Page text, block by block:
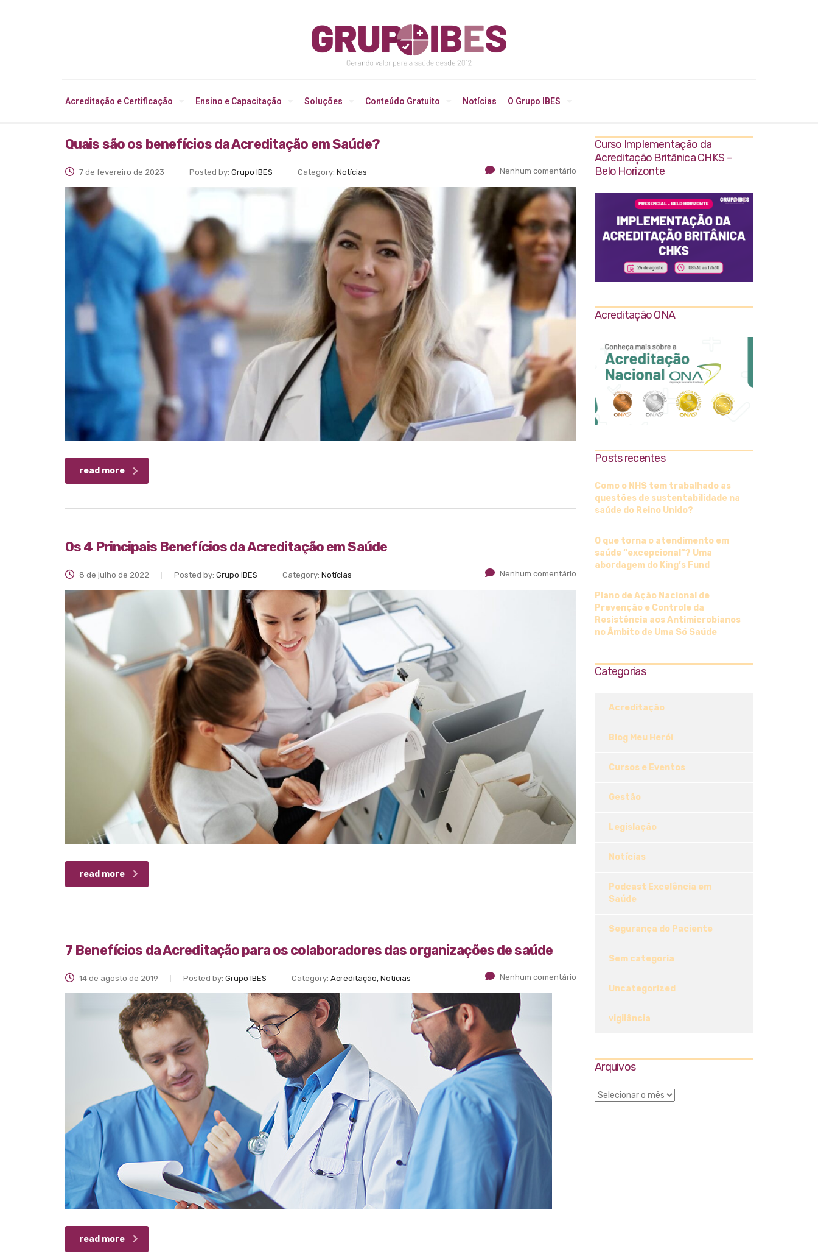
Acreditação e Certificação Ensino e Capacitação Soluções Conteúdo Gratuito Notícias O Grupo IBES
Quais são os benefícios da Acreditação em Saúde?
7 de fevereiro de 2023 Posted by: Grupo IBES Category: Notícias Nenhum comentário
read more
Os 4 Principais Benefícios da Acreditação em Saúde
8 de julho de 2022 Posted by: Grupo IBES Category: Notícias Nenhum comentário
read more
7 Benefícios da Acreditação para os colaboradores das organizações de saúde
14 de agosto de 2019 Posted by: Grupo IBES Category: Acreditação, Notícias Nenhum comentário
read more
Curso Implementação da
Acreditação Britânica CHKS –
Belo Horizonte
Acreditação ONA
Posts recentes
Como o NHS tem trabalhado as
questões de sustentabilidade na
saúde do Reino Unido?
O que torna o atendimento em
saúde “excepcional”? Uma
abordagem do King’s Fund
Plano de Ação Nacional de
Prevenção e Controle da
Resistência aos Antimicrobianos
no Âmbito de Uma Só Saúde
Categorias
Acreditação
Blog Meu Herói
Cursos e Eventos
Gestão
Legislação
Notícias
Podcast Excelência em
Saúde
Segurança do Paciente
Sem categoria
Uncategorized
vigilância
Arquivos